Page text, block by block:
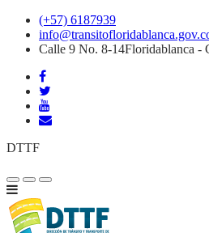
(+57) 6187939
Calle 9 No. 8-14Floridablanca -
DTTF